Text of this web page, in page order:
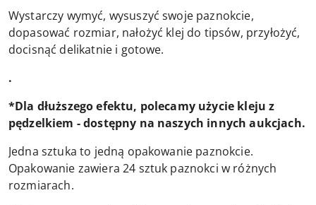
Wystarczy wymyć, wysuszyć swoje paznokcie,
dopasować rozmiar, nałożyć klej do tipsów, przyłożyć,
docisnąć delikatnie i gotowe.
.
*Dla dłuższego efektu, polecamy użycie kleju z
pędzelkiem - dostępny na naszych innych aukcjach.
Jedna sztuka to jedną opakowanie paznokcie.
Opakowanie zawiera 24 sztuk paznokci w różnych
rozmiarach.